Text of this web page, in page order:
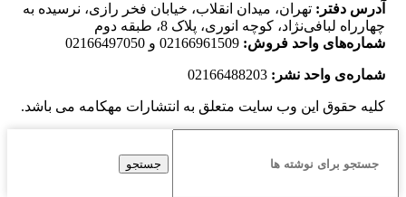
آدرس دفتر: تهران، میدان انقلاب، خیابان فخر رازی، نرسیده به
چهارراه لبافی‌نژاد، کوچه انوری، پلاک 8، طبقه دوم
شماره‌های واحد فروش: 02166961509 و 02166497050
شماره‌‌ی واحد نشر:
کلیه حقوق این وب سایت متعلق به انتشارات مهکامه می باشد.
جستجو